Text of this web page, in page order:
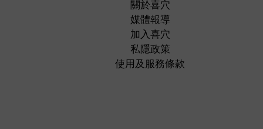
關於喜穴
媒體報導
加入喜穴
私隱政策
使用及服務條款